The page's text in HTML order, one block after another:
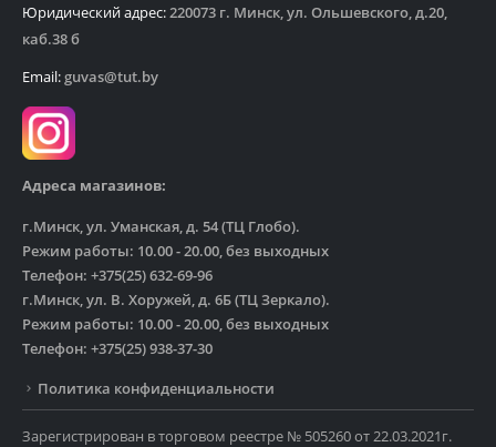
Юридический адрес:220073 г. Минск, ул. Ольшевского, д.20,
каб.38 б
Email:guvas@tut.by
Адреса магазинов:
г.Минск, ул. Уманская, д. 54 (ТЦ Глобо).
Режим работы: 10.00 - 20.00, без выходных
Телефон: +375(25) 632-69-96
г.Минск, ул. В. Хоружей, д. 6Б (ТЦ Зеркало).
Режим работы: 10.00 - 20.00, без выходных
Телефон: +375(25) 938-37-30
Политика конфиденциальности
Зарегистрирован в торговом реестре № 505260 от 22.03.2021г.